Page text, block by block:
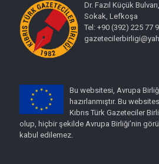
Dr. Fazıl Küçük
Sokak, Lefkoşa
Tel: +90 (392) 225 77
Bu websitesi, Avrupa
hazırlanmıştır. Bu
Kıbrıs Türk Gazeteciler
olup, hiçbir şekilde Avrupa Birliği’nin
kabul edilemez.